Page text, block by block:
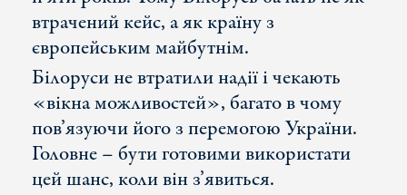
втрачений кейс, а як країну з
європейським майбутнім.
Білоруси не втратили надії і чекають
«вікна можливостей», багато в чому
пов’язуючи його з перемогою України.
Головне – бути готовими використати
цей шанс, коли він з’явиться.